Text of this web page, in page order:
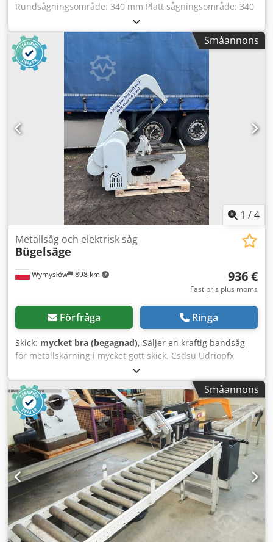
Rundsågningsområde: 340 mm Platt sågningsområde: 340
x 290 mm Fyrkantigt sågningsområde: 325 x 325 mm
Sågbladets mått: 600 x 52 x 2,5 mm Drivmotor: 380 V, 6 kW
Utrymmesbehov: 2100 x 2100 x 1470 mm Vikt, ca: 1840 kg
Chjdpfx Agsznvnkoqsa
Småannons
1 /4
Wymysłów 898 km
Metallsåg och elektrisk såg
Bügelsäge
936 €
Fast pris plus moms
Förfråga Ringa
Skick: mycket bra (begagnad), Säljer en kraftig bandsåg
för metallskärning i mycket gott skick. Csdsu Udriopfx
Småannons